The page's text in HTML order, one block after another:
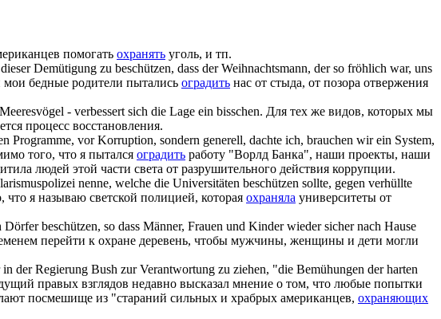
помогать охранять уголь, и тп.
Demütigung zu beschützen, dass der Weihnachtsmann, der so fröhlich war, uns
бедные родители пытались оградить нас от стыда, от позора отвержения
- verbessert sich die Lage ein bisschen. Для тех же видов, которых мы
процесс восстановления.
Programme, vor Korruption, sondern generell, dachte ich, brauchen wir ein System,
того, что я пытался оградить работу "Ворлд Банка", наши проекты, наши
людей этой части света от разрушительного действия коррупции.
nenne, welche die Universitäten beschützen sollte, gegen verhüllte
что я называю светской полицией, которая охраняла университеты от
Dörferbeschützen, so dass Männer, Frauen und Kinder wieder sicher nach Hause
перейти к охране деревень, чтобы мужчины, женщины и дети могли
der Regierung Bush zur Verantwortung zu ziehen, "die Bemühungen der harten
правых взглядов недавно высказал мнение о том, что любые попытки
посмешище из "стараний сильных и храбрых американцев, охраняющих